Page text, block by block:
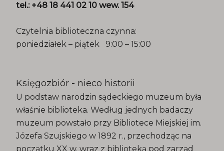
tel.: +48 18 441 02 10 wew. 154
Czytelnia biblioteczna czynna:
poniedziałek – piątek 9:00 – 15:00
Księgozbiór - nieco historii
U podstaw narodzin sądeckiego muzeum była
właśnie biblioteka. Według jednych badaczy
muzeum powstało przy Bibliotece Miejskiej im.
Józefa Szujskiego w 1892 r., przechodząc na
początku XX w. wraz z biblioteką pod zarząd